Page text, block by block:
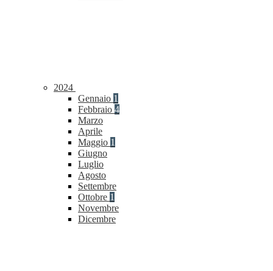
2024
Gennaio 1
Febbraio 4
Marzo
Aprile
Maggio 1
Giugno
Luglio
Agosto
Settembre
Ottobre 1
Novembre
Dicembre